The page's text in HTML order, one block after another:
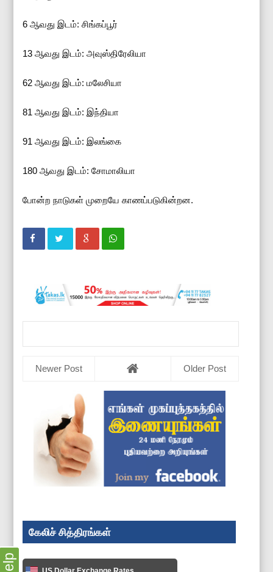
6 ஆவது இடம்: சிங்கப்பூர்
13 ஆவது இடம்: அவுஸ்திரேலியா
62 ஆவது இடம்: மலேசியா
81 ஆவது இடம்: இந்தியா
91 ஆவது இடம்: இலங்கை
180 ஆவது இடம்: சோமாலியா
போன்ற நாடுகள் முறையே காணப்படுகின்றன.
Newer Post Older Post
கேலிச் சித்திரங்கள்